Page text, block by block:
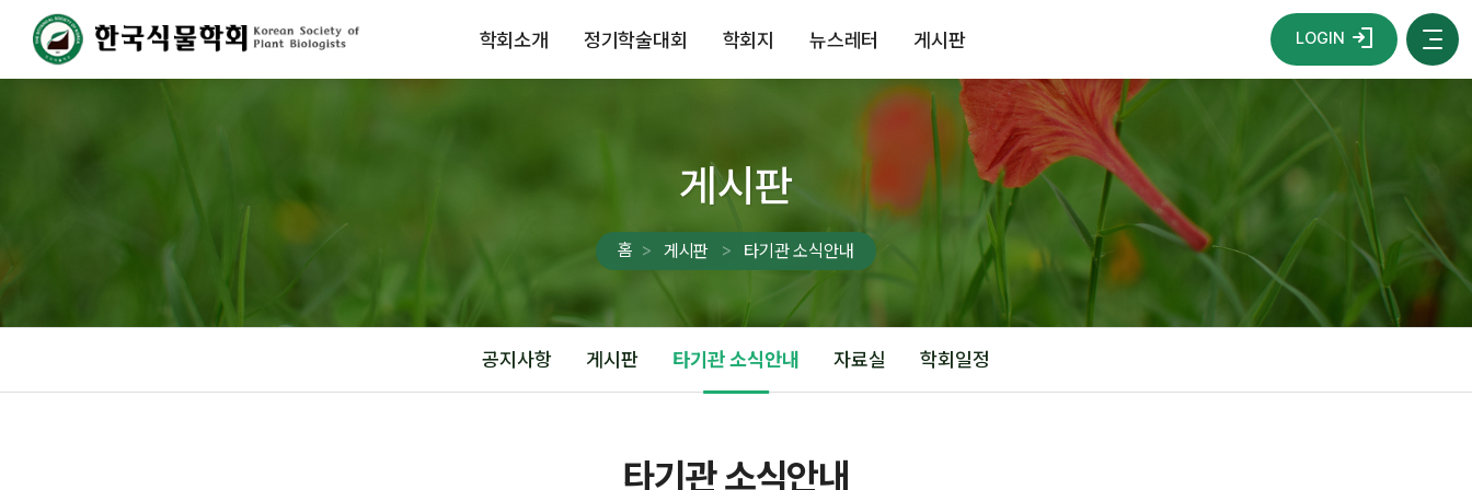
학회소개 정기학술대회 학회지 뉴스레터 게시판 LOGIN
게시판
홈 게시판 타기관 소식안내
공지사항 게시판 타기관 소식안내 자료실 학회일정
타기관 소식안내